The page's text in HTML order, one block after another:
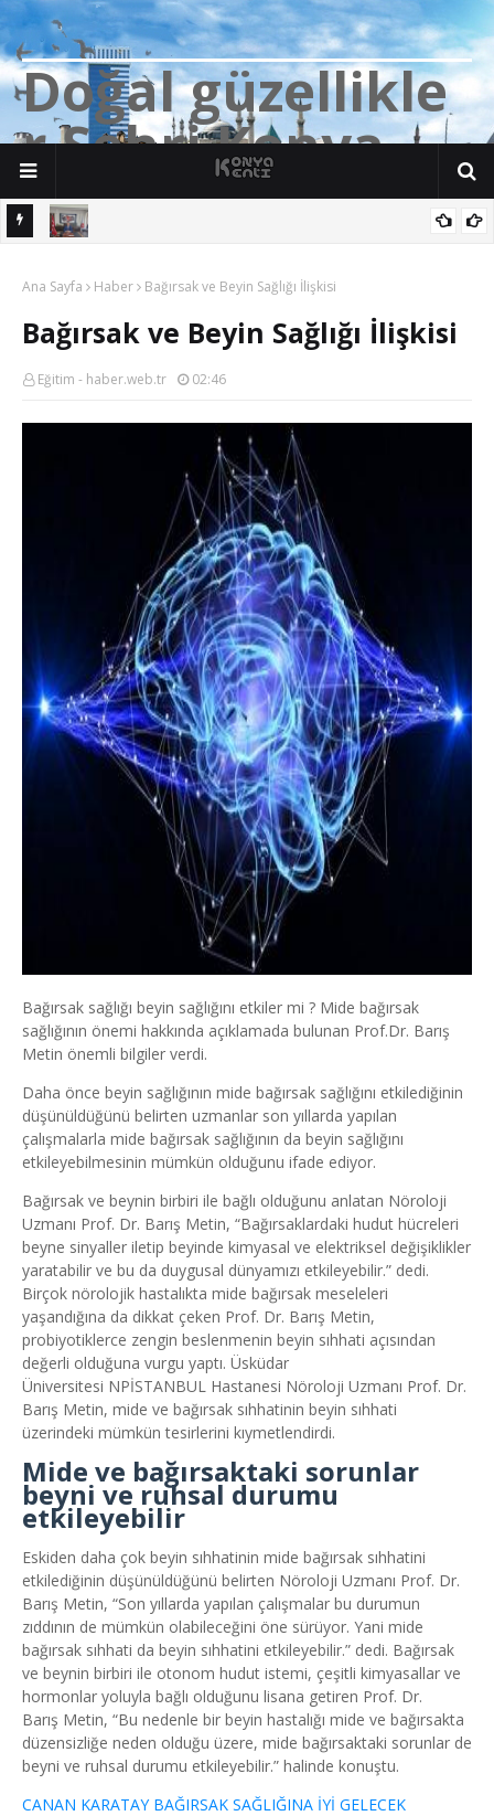
Doğalgüzellikle
rŞehriKonya
Başladı
Ana Sayfa Haber Bağırsak ve Beyin Sağlığı İlişkisi
Bağırsak ve Beyin Sağlığı İlişkisi
Eğitim - haber.web.tr 02:46
Bağırsak sağlığı beyin sağlığını etkiler mi ? Mide bağırsak
sağlığının önemi hakkında açıklamada bulunan Prof.Dr. Barış
Metin önemli bilgiler verdi.
Daha önce beyin sağlığının mide bağırsak sağlığını etkilediğinin
düşünüldüğünü belirten uzmanlar son yıllarda yapılan
çalışmalarla mide bağırsak sağlığının da beyin sağlığını
etkileyebilmesinin mümkün olduğunu ifade ediyor.
Bağırsak ve beynin birbiri ile bağlı olduğunu anlatan Nöroloji
Uzmanı Prof. Dr. Barış Metin, “Bağırsaklardaki hudut hücreleri
beyne sinyaller iletip beyinde kimyasal ve elektriksel değişiklikler
yaratabilir ve bu da duygusal dünyamızı etkileyebilir.” dedi.
Birçok nörolojik hastalıkta mide bağırsak meseleleri
yaşandığına da dikkat çeken Prof. Dr. Barış Metin,
probiyotiklerce zengin beslenmenin beyin sıhhati açısından
değerli olduğuna vurgu yaptı. Üsküdar
Üniversitesi NPİSTANBUL Hastanesi Nöroloji Uzmanı Prof. Dr.
Barış Metin, mide ve bağırsak sıhhatinin beyin sıhhati
üzerindeki mümkün tesirlerini kıymetlendirdi.
Mide ve bağırsaktaki sorunlar
beyni ve ruhsal durumu
etkileyebilir
Eskiden daha çok beyin sıhhatinin mide bağırsak sıhhatini
etkilediğinin düşünüldüğünü belirten Nöroloji Uzmanı Prof. Dr.
Barış Metin, “Son yıllarda yapılan çalışmalar bu durumun
zıddının de mümkün olabileceğini öne sürüyor. Yani mide
bağırsak sıhhati da beyin sıhhatini etkileyebilir.” dedi. Bağırsak
ve beynin birbiri ile otonom hudut istemi, çeşitli kimyasallar ve
hormonlar yoluyla bağlı olduğunu lisana getiren Prof. Dr.
Barış Metin, “Bu nedenle bir beyin hastalığı mide ve bağırsakta
düzensizliğe neden olduğu üzere, mide bağırsaktaki sorunlar de
beyni ve ruhsal durumu etkileyebilir.” halinde konuştu.
CANAN KARATAY BAĞIRSAK SAĞLIĞINA İYİ GELECEK